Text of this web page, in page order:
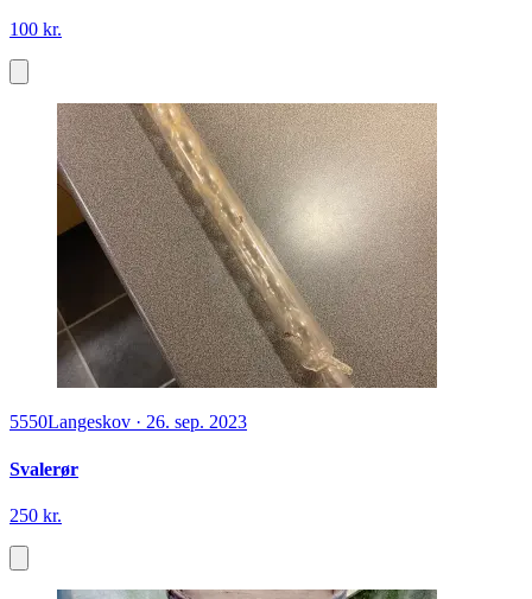
100 kr.
5550Langeskov · 26. sep. 2023
Svalerør
250 kr.